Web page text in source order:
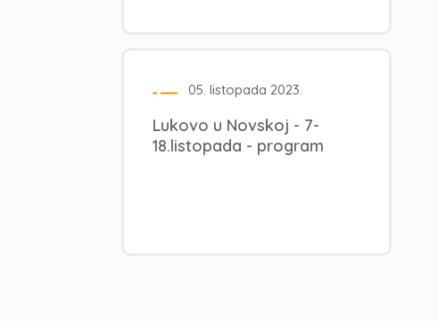
05. listopada 2023.
Lukovo u Novskoj - 7-
18.listopada - program